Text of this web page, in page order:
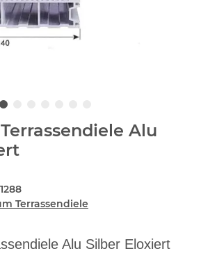
Alu
Terrassendiele
Alu Silber Eloxiert